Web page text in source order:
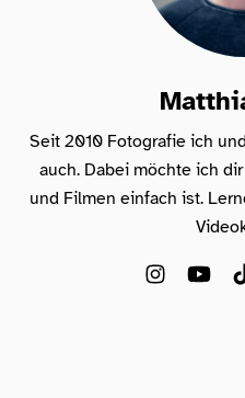
Seit 2010 Fotografie ich
auch. Dabei möchte ich
und Filmen einfach ist.